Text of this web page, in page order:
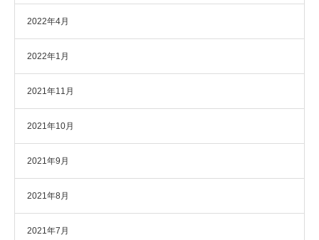
2022年4月
2022年1月
2021年11月
2021年10月
2021年9月
2021年8月
2021年7月